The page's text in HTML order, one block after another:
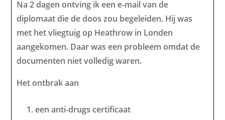
Na 2 dagen ontving ik een e-mail van de
diplomaat die de doos zou begeleiden. Hij was
met het vliegtuig op Heathrow in Londen
aangekomen. Daar was een probleem omdat de
documenten niet volledig waren.
Het ontbrak aan
een anti-drugs certificaat